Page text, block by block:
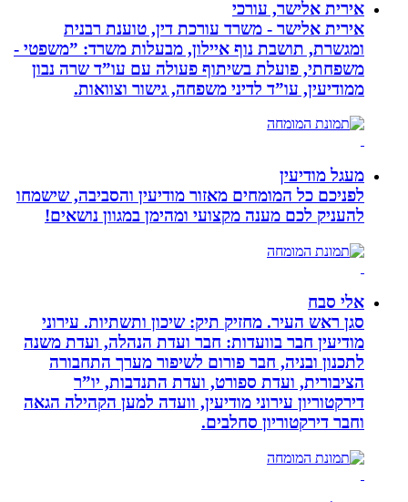
אירית אלישר, עורכי
אירית אלישר - משרד עורכת דין, טוענת רבנית
ומגשרת, תושבת נוף איילון, מבעלות משרד: ”משפטי -
משפחתי, פועלת בשיתוף פעולה עם עו”ד שרה נבון
ממודיעין, עו”ד לדיני משפחה, גישור וצוואות.
מעגל מודיעין
לפניכם כל המומחים מאזור מודיעין והסביבה, שישמחו
להעניק לכם מענה מקצועי ומהימן במגוון נושאים!
אלי סבח
סגן ראש העיר. מחזיק תיק: שיכון ותשתיות. עירוני
מודיעין חבר בוועדות: חבר ועדת הנהלה, ועדת משנה
לתכנון ובניה, חבר פורום לשיפור מערך התחבורה
הציבורית, ועדת ספורט, ועדת התנדבות, יו”ר
דירקטוריון עירוני מודיעין, וועדה למען הקהילה הגאה
וחבר דירקטוריון סחלבים.